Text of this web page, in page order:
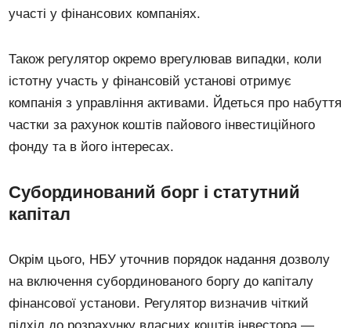
участі у фінансових компаніях.
Також регулятор окремо врегулював випадки, коли
істотну участь у фінансовій установі отримує
компанія з управління активами. Йдеться про набуття
частки за рахунок коштів пайового інвестиційного
фонду та в його інтересах.
Субординований борг і статутний
капітал
Окрім цього, НБУ уточнив порядок надання дозволу
на включення субординованого боргу до капіталу
фінансової установи. Регулятор визначив чіткий